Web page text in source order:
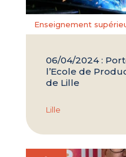
Enseignement
06/04/2024 :
l’Ecole de
de Lille
Lille